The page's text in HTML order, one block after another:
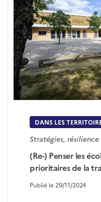
DANS LES
Stratégies,
(Re-) Penser les
prioritaires de la
Publié le 29/11/2024